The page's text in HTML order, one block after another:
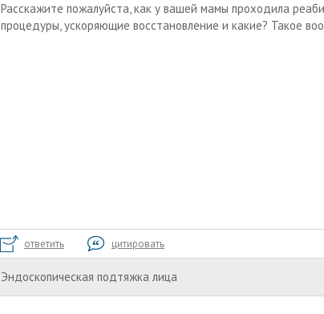
Расскажите пожалуйста, как у вашей мамы проходила
процедуры, ускоряющие восстановление и какие? Такое
ответить цитировать
Эндоскопическая подтяжка лица